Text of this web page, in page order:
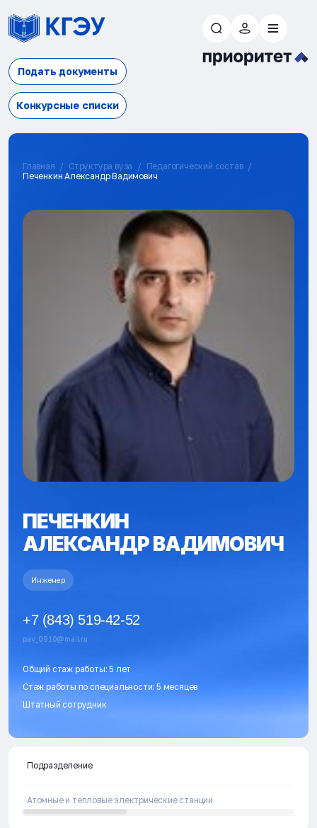
Подать документы
Конкурсные списки
Главная Структура вуза
Педагогический состав
Печенкин Александр Вадимович
ПЕЧЕНКИН
АЛЕКСАНДР ВАДИМОВИЧ
Инженер
+7 (843) 519-42-52
pav_0910@mail.ru
Общий стаж работы: 5 лет
Стаж работы по специальности: 5 месяцев
Штатный сотрудник
Подразделение
Атомные и тепловые электрические станции